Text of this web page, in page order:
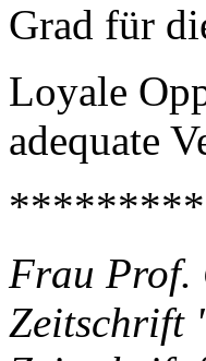
Grad für
Loyale
adequate
Frau Prof.
Zeitschrift